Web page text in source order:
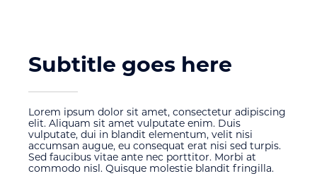
Subtitle goes here
Lorem ipsum dolor sit amet, consectetur adipiscing
elit. Aliquam sit amet vulputate enim. Duis
vulputate, dui in blandit elementum, velit nisi
accumsan augue, eu consequat erat nisi sed turpis.
Sed faucibus vitae ante nec porttitor. Morbi at
commodo nisl. Quisque molestie blandit fringilla.